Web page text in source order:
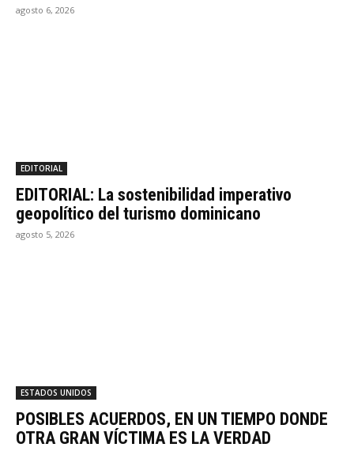
agosto 6, 2026
EDITORIAL
EDITORIAL: La sostenibilidad imperativo
geopolítico del turismo dominicano
agosto 5, 2026
ESTADOS UNIDOS
POSIBLES ACUERDOS, EN UN TIEMPO DONDE
OTRA GRAN VÍCTIMA ES LA VERDAD